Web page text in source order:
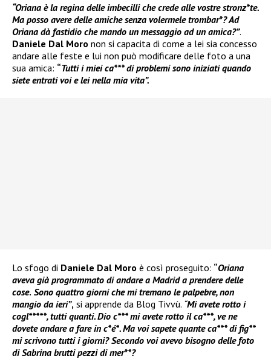
“Oriana è la regina delle imbecilli che crede alle vostre stronz*te.
Ma posso avere delle amiche senza volermele trombar*? Ad
Oriana dà fastidio che mando un messaggio ad un amica?”.
Daniele Dal Moro non si capacita di come a lei sia concesso
andare alle feste e lui non può modificare delle foto a una
sua amica: “Tutti i miei ca*** di problemi sono iniziati quando
siete entrati voi e lei nella mia vita”.
Lo sfogo di Daniele Dal Moro è così proseguito: “Oriana
aveva già programmato di andare a Madrid a prendere delle
cose. Sono quattro giorni che mi tremano le palpebre, non
mangio da ieri”, si apprende da Blog Tivvù. “Mi avete rotto i
cogl*****, tutti quanti. Dio c*** mi avete rotto il ca***, ve ne
dovete andare a fare in c*é*. Ma voi sapete quante ca*** di fig**
mi scrivono tutti i giorni? Secondo voi avevo bisogno delle foto
di Sabrina brutti pezzi di mer**?